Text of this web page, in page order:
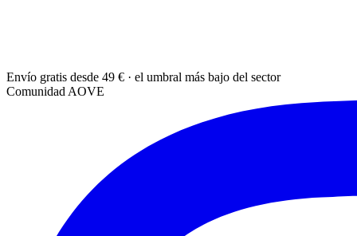
Envío gratis desde 49 € · el umbral más bajo del sector
Comunidad AOVE